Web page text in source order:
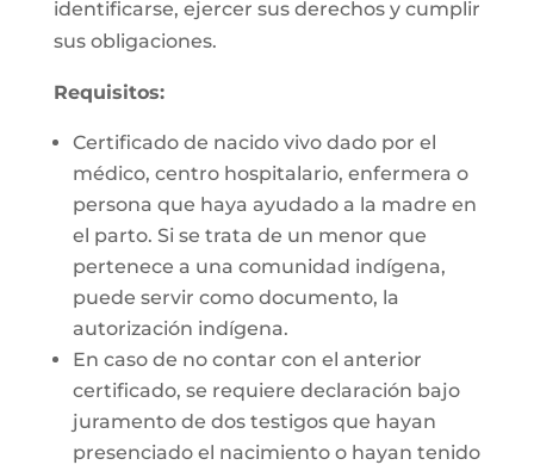
identificarse, ejercer sus derechos y cumplir
sus obligaciones.
Requisitos:
Certificado de nacido vivo dado por el
médico, centro hospitalario, enfermera o
persona que haya ayudado a la madre en
el parto. Si se trata de un menor que
pertenece a una comunidad indígena,
puede servir como documento, la
autorización indígena.
En caso de no contar con el anterior
certificado, se requiere declaración bajo
juramento de dos testigos que hayan
presenciado el nacimiento o hayan tenido